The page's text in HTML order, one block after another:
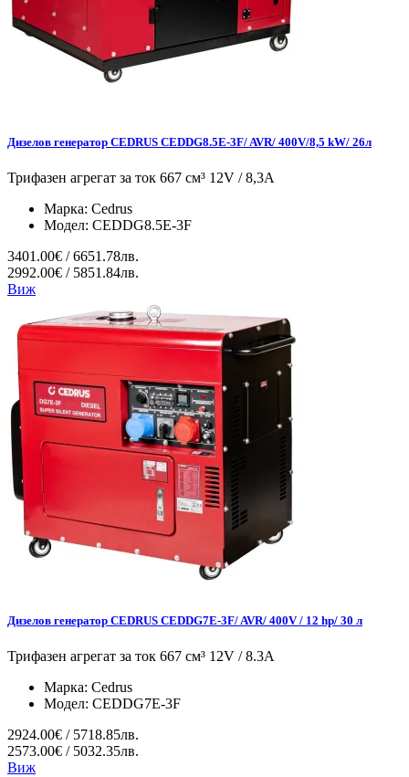
Дизелов генератор CEDRUS CEDDG8.5E-3F/ AVR/ 400V/8,5 kW/ 26л
Трифазен агрегат за ток 667 см³ 12V / 8,3A
Марка: Cedrus
Модел: CEDDG8.5E-3F
3401.00€ / 6651.78лв.
2992.00€ / 5851.84лв.
Виж
Дизелов генератор CEDRUS CEDDG7E-3F/ AVR/ 400V / 12 hp/ 30 л
Трифазен агрегат за ток 667 см³ 12V / 8.3A
Марка: Cedrus
Модел: CEDDG7E-3F
2924.00€ / 5718.85лв.
2573.00€ / 5032.35лв.
Виж